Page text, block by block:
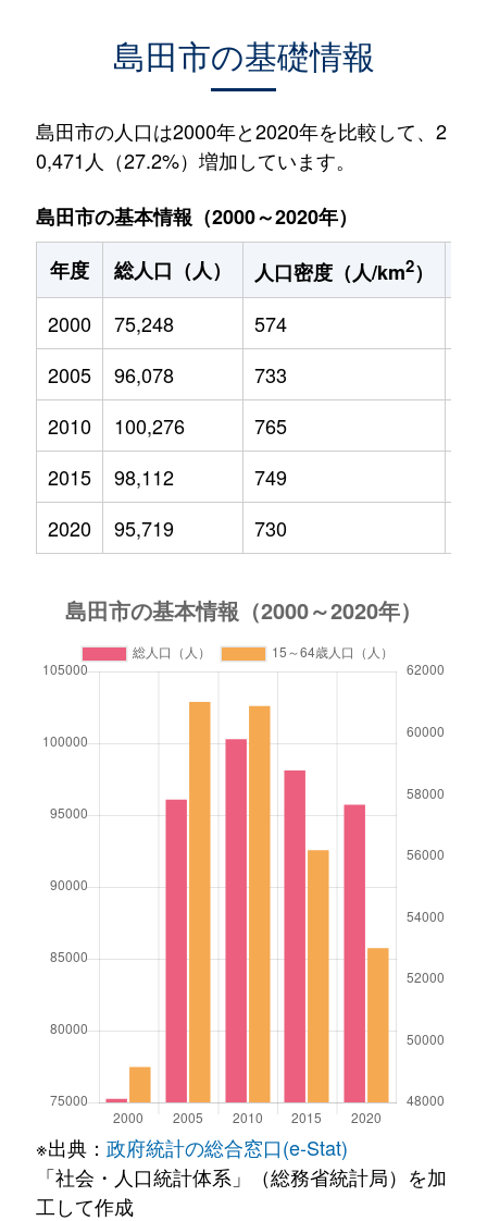
島田市の基礎情報
島田市の人口は2000年と2020年を比較して、2
0,471人（27.2%）増加しています。
島田市の基本情報（2000～2020年）
年度
総人口（人） 人口密度（人/km2）
2000
75,248 574
2005
96,078 733
2010
100,276 765
2015
98,112 749
2020
95,719 730
※出典： 政府統計の総合窓口(e-Stat)
「社会・人口統計体系」（総務省統計局）を加
工して作成